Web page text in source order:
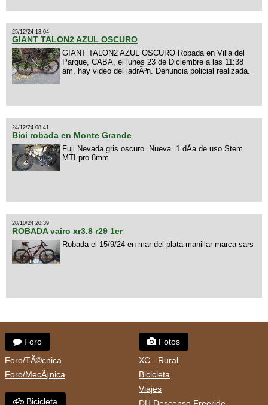
25/12/24 13:04
GIANT TALON2 AZUL OSCURO
GIANT TALON2 AZUL OSCURO Robada en Villa del
Parque, CABA, el lunes 23 de Diciembre a las 11:38
am, hay video del ladrÃ³n. Denuncia policial realizada.
24/12/24 08:41
Bici robada en Monte Grande
Fuji Nevada gris oscuro. Nueva. 1 dÃ­a de uso Stem
MTI pro 8mm
28/10/24 20:39
ROBADA vairo xr3.8 r29 1er
Robada el 15/9/24 en mar del plata manillar marca sars
Foro
Foro/TÃ©cnica
Foro/MecÃ¡nica
Bicicleta
Fotos
XC - Rural
Bicicleta
Viajes